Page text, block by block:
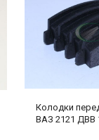
Колодки
ВАЗ 2121 ДВВ